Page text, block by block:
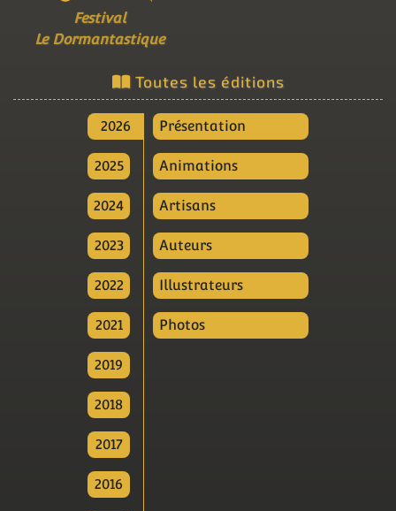
Festival
Le Dormantastique
Toutes les éditions
2026
2025
2024
2023
2022
2021
2019
2018
2017
2016
Présentation
Animations
Artisans
Auteurs
Illustrateurs
Photos